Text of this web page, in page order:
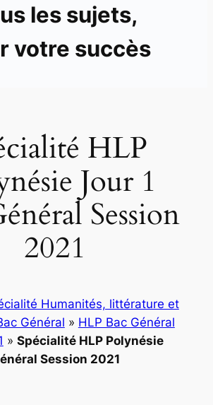
les sujets,
votre succès
HLP
Jour 1
Session
2021
Humanités, littérature et
Général » HLP Bac Général
» Spécialité HLP Polynésie
Session 2021